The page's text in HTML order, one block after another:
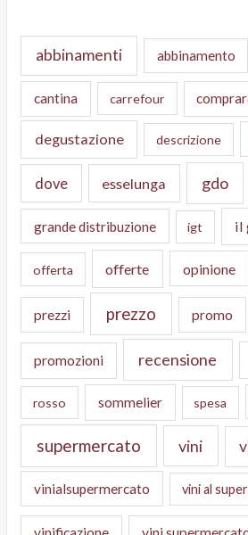
abbinamenti abbinamento
cantina carrefour
degustazione descrizione
dove esselunga gdo
grande distribuzione igt il
offerta offerte opinione
prezzi prezzo promo
promozioni recensione
rosso sommelier spesa
supermercato vini
vinialsupermercato vini al